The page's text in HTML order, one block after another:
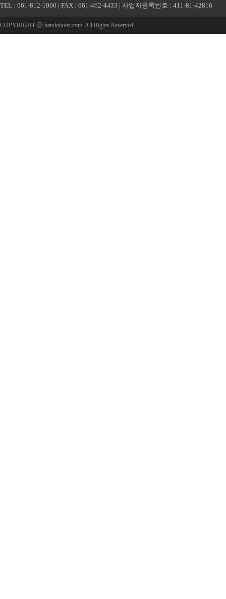
TEL : 061-812-1000 | FAX : 061-462-4433 | 사업자등록번호 : 411-81-42816
COPYRIGHT ⓒ bandohoist.com. All Rights Reserved.